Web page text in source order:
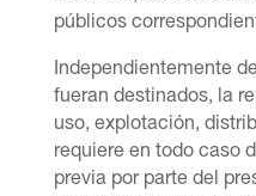
pú blicos
Independientemente
fueran destinados, la
uso, explotación,
requiere en todo caso
previa por parte del